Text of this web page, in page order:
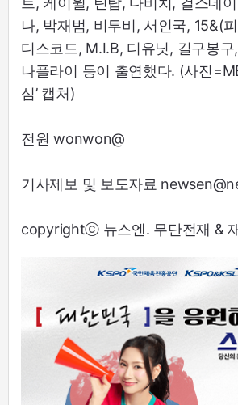
나, 박재범, 비투비, 서인국, 15&(
디스코드, M.I.B, 디유닛, 길구봉
나플라이 등이 출연했다. (사진
심’ 캡처)
전원 wonwon@
기사제보 및 보도자료
copyrightⓒ 뉴스엔. 무단전재 &